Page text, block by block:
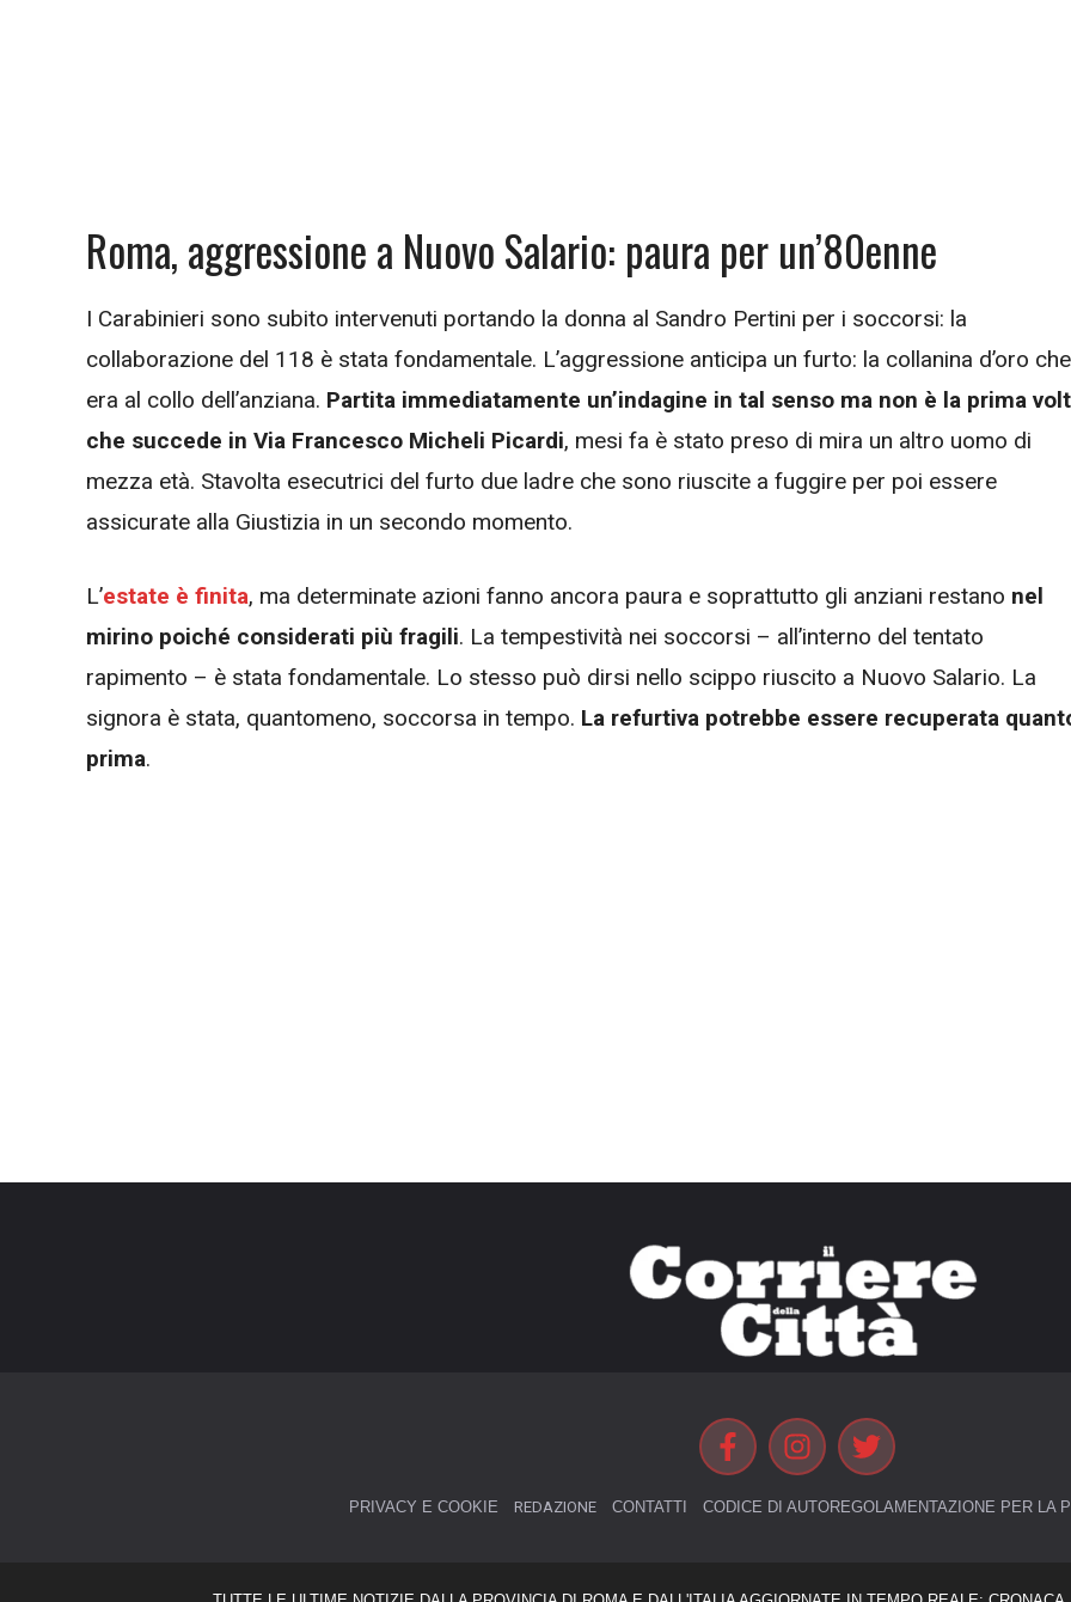
Roma, aggressione a Nuovo Salario: paura per un’80enne
I Carabinieri sono subito intervenuti portando la donna al Sandro Pertini per i soccorsi: la
collaborazione del 118 è stata fondamentale. L’aggressione anticipa un furto: la collanina d’oro che
era al collo dell’anziana. Partita immediatamente un’indagine in tal senso ma non è la prima
che succede in Via Francesco Micheli Picardi, mesi fa è stato preso di mira un altro uomo di
mezza età. Stavolta esecutrici del furto due ladre che sono riuscite a fuggire per poi essere
assicurate alla Giustizia in un secondo momento.
L’estate è finita, ma determinate azioni fanno ancora paura e soprattutto gli anziani restano nel
mirino poiché considerati più fragili. La tempestività nei soccorsi – all’interno del tentato
rapimento – è stata fondamentale. Lo stesso può dirsi nello scippo riuscito a Nuovo Salario. La
signora è stata, quantomeno, soccorsa in tempo. La refurtiva potrebbe essere recuperata
prima.
PRIVACY E COOKIE REDAZIONE CONTATTI CODICE DI AUTOREGOLAMENTAZIONE PER LA